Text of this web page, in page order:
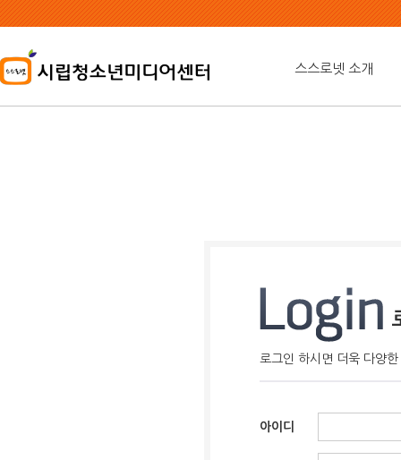
본
문
용
바
가
스스로넷 소개
로그인 하시면 더욱 다양
아이디